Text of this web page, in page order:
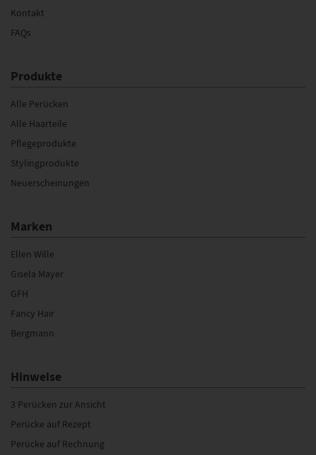
Kontakt
FAQs
Produkte
Alle Perücken
Alle Haarteile
Pflegeprodukte
Stylingprodukte
Neuerscheinungen
Marken
Ellen Wille
Gisela Mayer
GFH
Fancy Hair
Bergmann
Hinweise
3 Perücken zur Ansicht
Perücke auf Rezept
Perücke auf Rechnung